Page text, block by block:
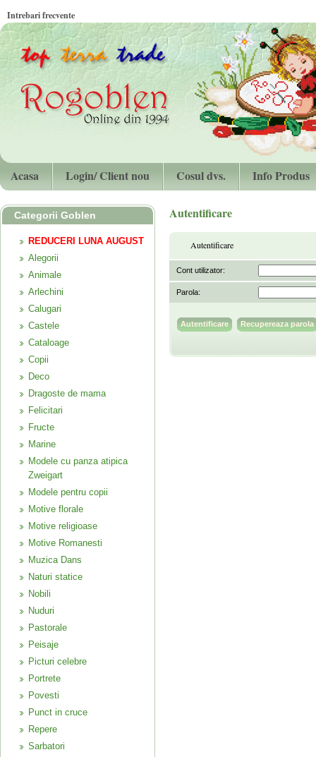
Intrebari frecvente
Acasa Login/ Client nou Cosul dvs. Info Produs
Categorii Goblen
REDUCERI LUNA AUGUST
Alegorii
Animale
Arlechini
Calugari
Castele
Cataloage
Copii
Deco
Dragoste de mama
Felicitari
Fructe
Marine
Modele cu panza atipica
Zweigart
Modele pentru copii
Motive florale
Motive religioase
Motive Romanesti
Muzica Dans
Naturi statice
Nobili
Nuduri
Pastorale
Peisaje
Picturi celebre
Portrete
Povesti
Punct in cruce
Repere
Sarbatori
Autentificare
Autentificare
Cont utilizator:
Parola:
Recupereaza parola